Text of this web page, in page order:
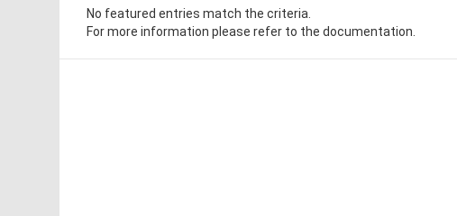
No featured entries match the criteria.
For more information please refer to the documentation.